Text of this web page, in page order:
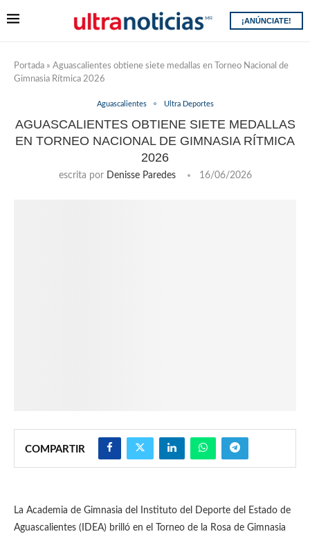
¡ANÚNCIATE!
Portada » Aguascalientes obtiene siete medallas en Torneo Nacional de
Gimnasia Rítmica 2026
Aguascalientes Ultra Deportes
AGUASCALIENTES OBTIENE SIETE MEDALLAS
EN TORNEO NACIONAL DE GIMNASIA RÍTMICA
2026
escrita por Denisse Paredes 16/06/2026
COMPARTIR
La Academia de Gimnasia del Instituto del Deporte del Estado de
Aguascalientes (IDEA) brilló en el Torneo de la Rosa de Gimnasia